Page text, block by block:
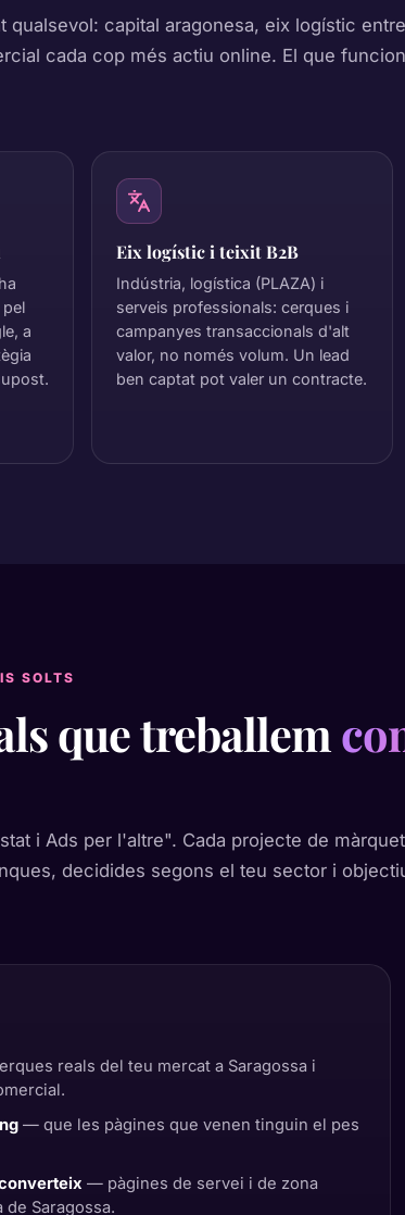
qualsevol: capital aragonesa, eix logístic
cada cop més actiu online. El que
a
Eix logístic i teixit B2B
Indústria, logística (PLAZA) i
serveis professionals: cerques i
campanyes transaccionals d'alt
valor, no només volum. Un lead
ben captat pot valer un contracte.
SOLTS
que treballem
i Ads per l'altre". Cada projecte de
decidides segons el teu sector i
reals del teu mercat a Saragossa i
— que les pàgines que venen tinguin el pes
— pàgines de servei i de zona
de Saragossa.